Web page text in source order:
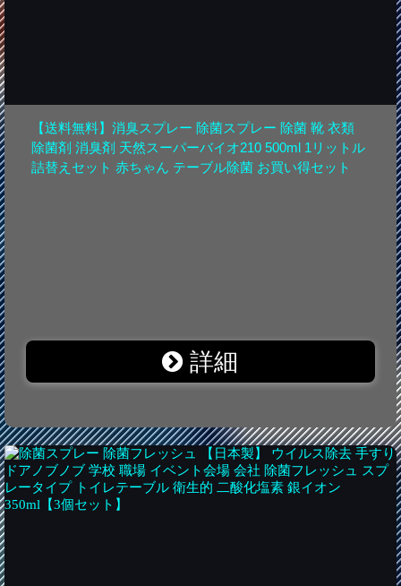
【送料無料】消臭スプレー 除菌スプレー 除菌 靴 衣類
除菌剤 消臭剤 天然スーパーバイオ210 500ml 1リットル
詰替えセット 赤ちゃん テーブル除菌 お買い得セット
詳細